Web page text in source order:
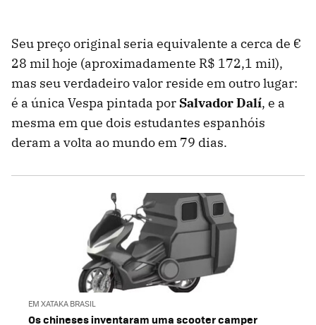
Seu preço original seria equivalente a cerca de €
28 mil hoje (aproximadamente R$ 172,1 mil),
mas seu verdadeiro valor reside em outro lugar:
é a única Vespa pintada por Salvador Dalí, e a
mesma em que dois estudantes espanhóis
deram a volta ao mundo em 79 dias.
EM XATAKA BRASIL
Os chineses inventaram uma scooter camper